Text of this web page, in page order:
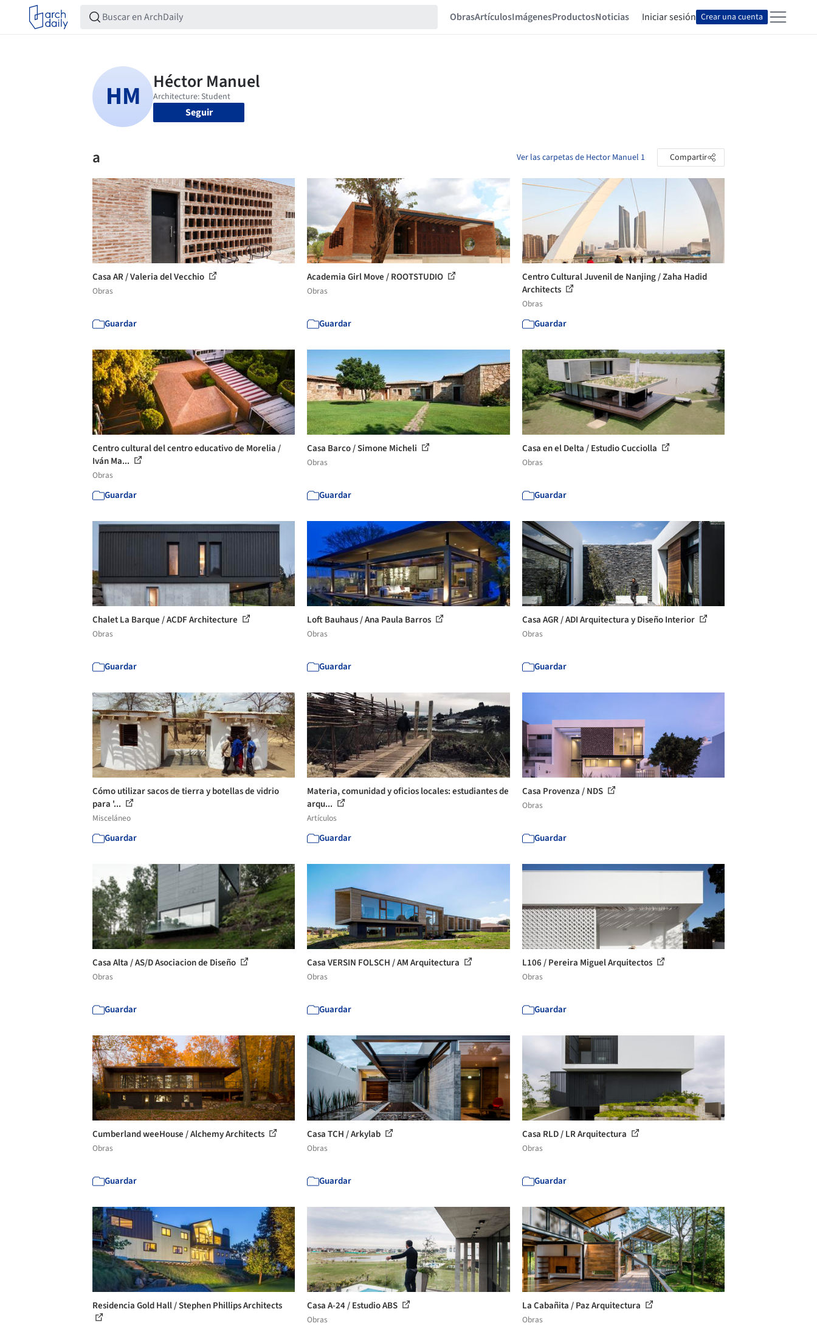
ObrasArtículosImágenesProductosNoticias Iniciar sesión Crear una cuenta
Seguir
a Ver las carpetas de Hector Manuel 1 Compartir
Casa AR / Valeria del Vecchio
Obras
Guardar
Academia Girl Move / ROOTSTUDIO
Obras
Guardar
Centro Cultural Juvenil de Nanjing / Zaha Hadid
Architects
Obras
Guardar
Centro cultural del centro educativo de Morelia /
Iván Ma...
Obras
Guardar
Casa Barco / Simone Micheli
Obras
Guardar
Casa en el Delta / Estudio Cucciolla
Obras
Guardar
Chalet La Barque / ACDF Architecture
Obras
Guardar
Loft Bauhaus / Ana Paula Barros
Obras
Guardar
Casa AGR / ADI Arquitectura y Diseño Interior
Obras
Guardar
Cómo utilizar sacos de tierra y botellas de vidrio
para '...
Misceláneo
Guardar
Materia, comunidad y oficios locales: estudiantes de
arqu...
Artículos
Guardar
Casa Provenza / NDS
Obras
Guardar
Casa Alta / AS/D Asociacion de Diseño
Obras
Guardar
Casa VERSIN FOLSCH / AM Arquitectura
Obras
Guardar
L106 / Pereira Miguel Arquitectos
Obras
Guardar
Cumberland weeHouse / Alchemy Architects
Obras
Guardar
Casa TCH / Arkylab
Obras
Guardar
Casa RLD / LR Arquitectura
Obras
Guardar
Residencia Gold Hall / Stephen Phillips Architects Casa A-24 / Estudio ABS
Obras
La Cabañita / Paz Arquitectura
Obras